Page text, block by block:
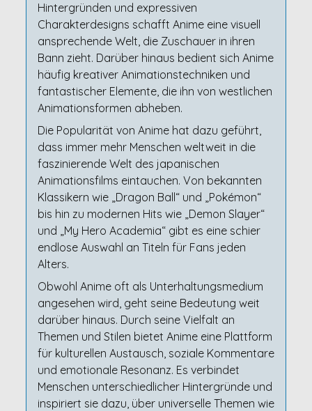
Hintergründen und expressiven
Charakterdesigns schafft Anime eine visuell
ansprechende Welt, die Zuschauer in ihren
Bann zieht. Darüber hinaus bedient sich Anime
häufig kreativer Animationstechniken und
fantastischer Elemente, die ihn von westlichen
Animationsformen abheben.
Die Popularität von Anime hat dazu geführt,
dass immer mehr Menschen weltweit in die
faszinierende Welt des japanischen
Animationsfilms eintauchen. Von bekannten
Klassikern wie „Dragon Ball“ und „Pokémon“
bis hin zu modernen Hits wie „Demon Slayer“
und „My Hero Academia“ gibt es eine schier
endlose Auswahl an Titeln für Fans jeden
Alters.
Obwohl Anime oft als Unterhaltungsmedium
angesehen wird, geht seine Bedeutung weit
darüber hinaus. Durch seine Vielfalt an
Themen und Stilen bietet Anime eine Plattform
für kulturellen Austausch, soziale Kommentare
und emotionale Resonanz. Es verbindet
Menschen unterschiedlicher Hintergründe und
inspiriert sie dazu, über universelle Themen wie